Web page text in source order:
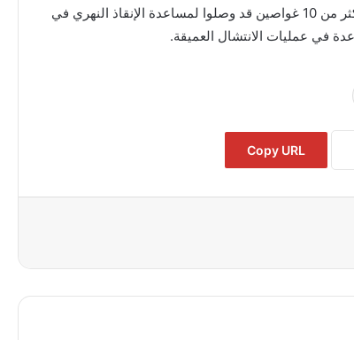
للمساعدة، فيقول إيهاب المالحي، قائد فريق غواصين الخير، أن أكثر من 10 غواصين قد وصلوا لمساعدة الإنقاذ النهري في
في عمليات الانتشال العميقة.
Copy URL